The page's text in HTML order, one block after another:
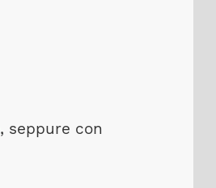
, seppure con